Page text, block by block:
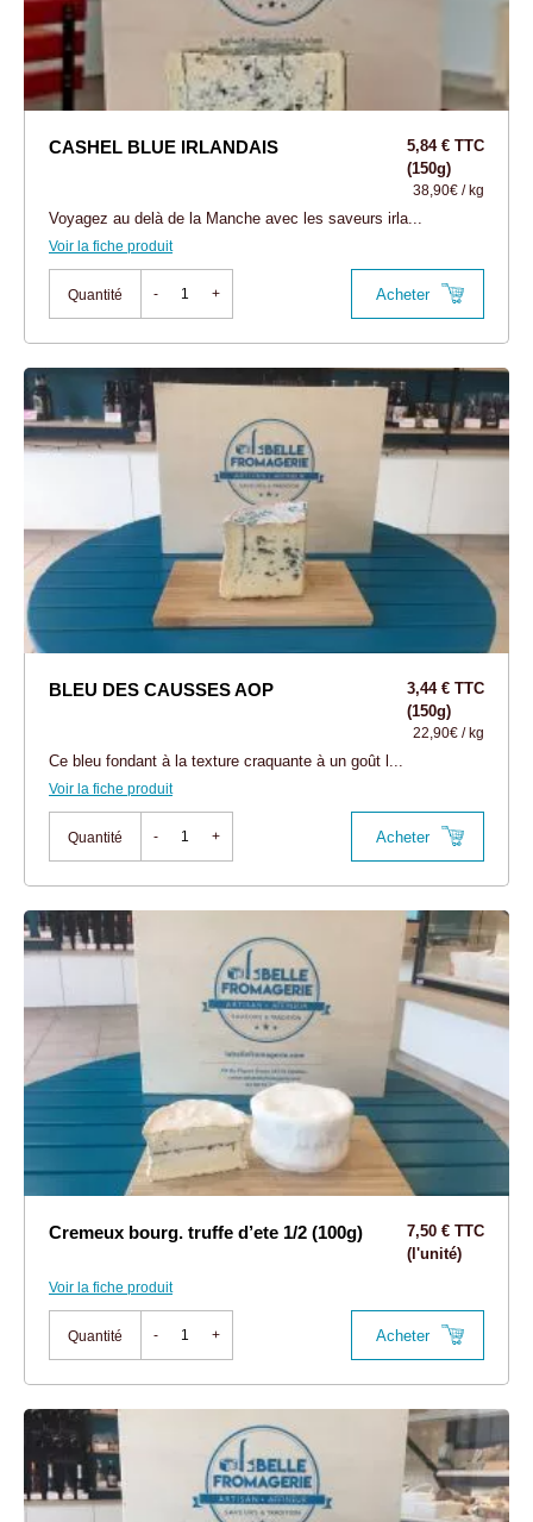
CASHEL BLUE IRLANDAIS
5,84 € TTC
(150g)
38,90€ / kg
Voyagez au delà de la Manche avec les saveurs irla...
Voir la fiche produit
Quantité - + Acheter
BLEU DES CAUSSES AOP
3,44 € TTC
(150g)
22,90€ / kg
Ce bleu fondant à la texture craquante à un goût l...
Voir la fiche produit
Quantité - + Acheter
Cremeux bourg. truffe d’ete 1/2 (100g)
7,50 € TTC
(l'unité)
Voir la fiche produit
Quantité - + Acheter